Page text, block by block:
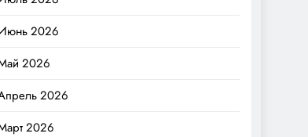
2026
2026
2026
2026